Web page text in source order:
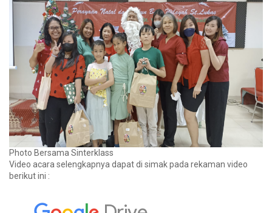
Photo Bersama Sinterklass
Video acara selengkapnya dapat di simak pada rekaman video
berikut ini :